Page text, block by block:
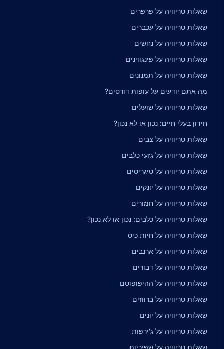
שאלות טריוויה על פרפרים
שאלות טריוויה על עכברים
שאלות טריוויה על נחשים
שאלות טריוויה על פינגווינים
שאלות טריוויה על תמנונים
מה אתם יודעים על עופות דורסים?
שאלות טריוויה על שועלים
חידון בעלי חיים: נכון או לא נכון?
שאלות טריוויה על צבים
שאלות טריוויה על גזעי כלבים
שאלות טריוויה על טיגריסים
שאלות טריוויה על יונקים
שאלות טריוויה על חמורים
שאלות טריוויה על כלבים: נכון או לא נכון?
שאלות טריוויה על חיות כיס
שאלות טריוויה על ארנבים
שאלות טריוויה על דבורים
שאלות טריוויה על ההיפופוטם
שאלות טריוויה על ברווזים
שאלות טריוויה על יונים
שאלות טריוויה על ג'ירפות
שאלות טריוויה על שפיריות